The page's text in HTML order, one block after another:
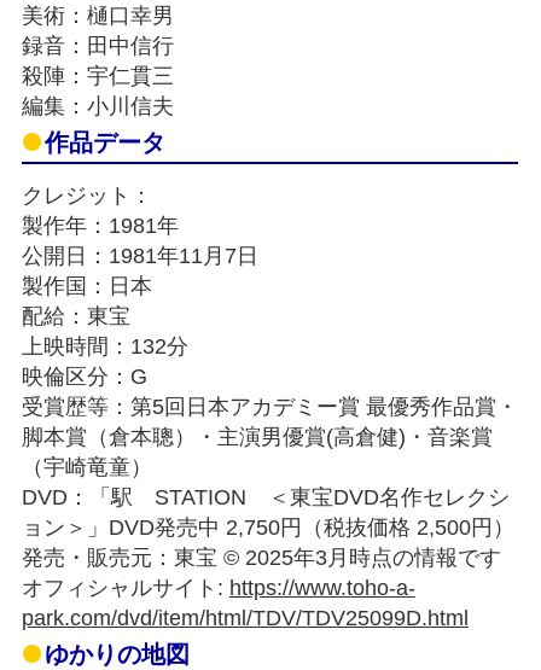
美術：樋口幸男
録音：田中信行
殺陣：宇仁貫三
編集：小川信夫
作品データ
クレジット：
製作年：1981年
公開日：1981年11月7日
製作国：日本
配給：東宝
上映時間：132分
映倫区分：G
受賞歴等：第5回日本アカデミー賞 最優秀作品賞・
脚本賞（倉本聰）・主演男優賞(高倉健)・音楽賞
（宇崎竜童）
DVD：「駅 STATION ＜東宝DVD名作セレクシ
ョン＞」DVD発売中 2,750円（税抜価格 2,500円）
発売・販売元：東宝 © 2025年3月時点の情報です
オフィシャルサイト: https://www.toho-a-
park.com/dvd/item/html/TDV/TDV25099D.html
ゆかりの地図